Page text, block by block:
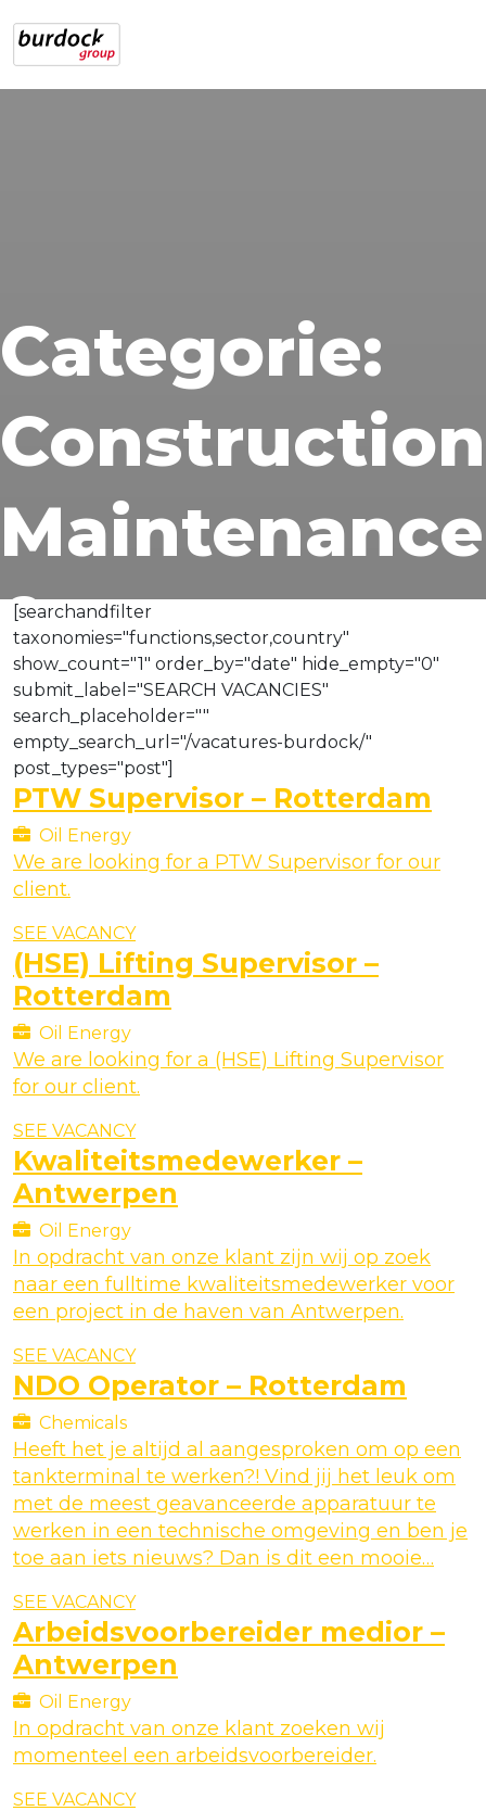
Categorie:
Maintenance
&
Engineering
[searchandfilter
taxonomies="functions,sector,country"
show_count="1" order_by="date" hide_empty="0"
submit_label="SEARCH VACANCIES"
search_placeholder=""
empty_search_url="/vacatures-burdock/"
post_types="post"]
PTW Supervisor – Rotterdam
Oil Energy
We are looking for a PTW Supervisor for our
client.
SEE VACANCY
(HSE) Lifting Supervisor –
Rotterdam
Oil Energy
We are looking for a (HSE) Lifting Supervisor
for our client.
SEE VACANCY
Kwaliteitsmedewerker –
Antwerpen
Oil Energy
In opdracht van onze klant zijn wij op zoek
naar een fulltime kwaliteitsmedewerker voor
een project in de haven van Antwerpen.
SEE VACANCY
NDO Operator – Rotterdam
Chemicals
Heeft het je altijd al aangesproken om op een
tankterminal te werken?! Vind jij het leuk om
met de meest geavanceerde apparatuur te
werken in een technische omgeving en ben je
toe aan iets nieuws? Dan is dit een mooie…
SEE VACANCY
Arbeidsvoorbereider medior –
Antwerpen
Oil Energy
In opdracht van onze klant zoeken wij
momenteel een arbeidsvoorbereider.
SEE VACANCY